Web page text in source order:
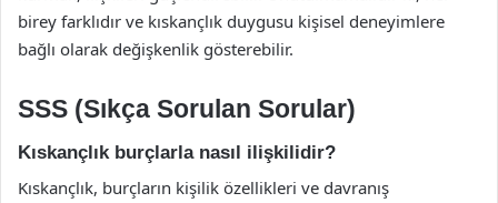
birey farklıdır ve kıskançlık duygusu kişisel deneyimlere
bağlı olarak değişkenlik gösterebilir.
SSS (Sıkça Sorulan Sorular)
Kıskançlık burçlarla nasıl ilişkilidir?
Kıskançlık, burçların kişilik özellikleri ve davranış